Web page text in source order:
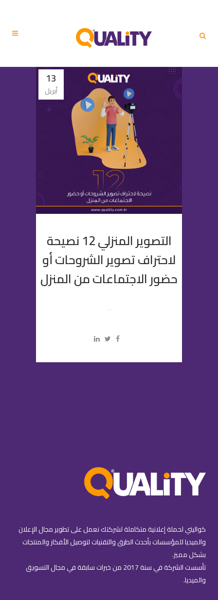
13
أبريل
التصوير المنزلي 12 نصيحة
لاحتراف تصوير الشروحات أو
حضور الاجتماعات من المنزل
...
كواليتي لحملة إعلانية متكاملة لشركتك نعمل على تطوير مجال الإعلان
والميديا للمؤسسات بأحدث الطرق والتقنيات لتوصيل الأفكار والمنتجات
بشكل مميز.
تأسست الشركة في سنة 2017 من خبرات سابقة في مجال التسويق
والميديا.